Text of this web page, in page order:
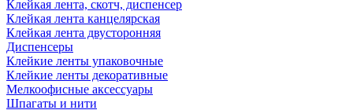
Клейкая лента, скотч, диспенсер
Клейкая лента канцелярская
Клейкая лента двусторонняя
Диспенсеры
Клейкие ленты упаковочные
Клейкие ленты декоративные
Мелкоофисные аксессуары
Шпагаты и нити